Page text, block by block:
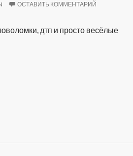
ОСТАВИТЬ КОММЕНТАРИЙ
дтп и просто весёлые
(28 фото)